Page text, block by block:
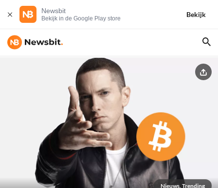
Newsbit
Bekijk in de Google Play store
Bekijk
Nieuws, Trending